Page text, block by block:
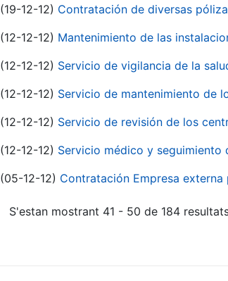
(19-12-12) Contratación de diversas
(12-12-12) Mantenimiento de las
(12-12-12) Servicio de vigilancia de la
(12-12-12) Servicio de mantenimiento de
(12-12-12) Servicio de revisión de los
(12-12-12) Servicio médico y seguimiento
(05-12-12) Contratación Empresa
S'estan mostrant 41 - 50 de 184